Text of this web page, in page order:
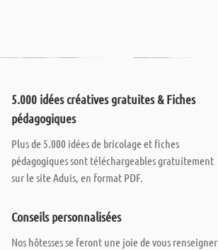
5.000 idées créatives gratuites & Fiches
pédagogiques
Plus de 5.000 idées de bricolage et fiches
pédagogiques sont téléchargeables gratuitement
sur le site Aduis, en format PDF.
Conseils personnalisées
Nos hôtesses se feront une joie de vous renseigner